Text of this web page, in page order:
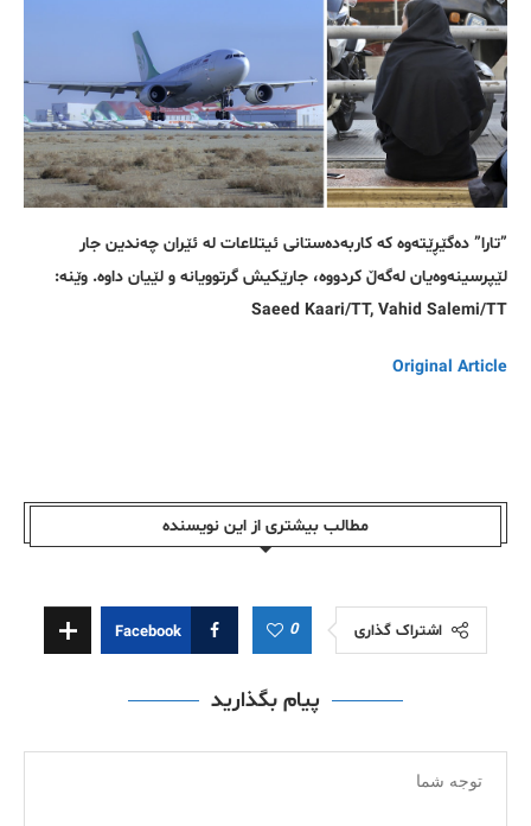
”تارا” دەگێڕێتەوە کە کاربەدەستانی ئیتلاعات لە ئێران چەندین جار
لێپرسینەوەیان لەگەڵ کردووە، جارێکیش گرتوویانە و لێیان داوە. وێنە:
Saeed Kaari/TT, Vahid Salemi/TT
Original Article
مطالب بیشتری از این نویسندە
اشتراک گذاری 0
Facebook
پیام بگذارید